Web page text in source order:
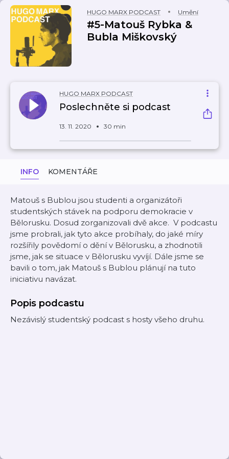
HUGO MARX PODCAST Umění
#5-Matouš Rybka &
Bubla Miškovský
HUGO MARX PODCAST
Poslechněte si podcast
13. 11. 2020 30 min
INFO KOMENTÁŘE
Matouš s Bublou jsou studenti a organizátoři
studentských stávek na podporu demokracie v
Bělorusku. Dosud zorganizovali dvě akce. V podcastu
jsme probrali, jak tyto akce probíhaly, do jaké míry
rozšířily povědomí o dění v Bělorusku, a zhodnotili
jsme, jak se situace v Bělorusku vyvíjí. Dále jsme se
bavili o tom, jak Matouš s Bublou plánují na tuto
iniciativu navázat.
Popis podcastu
Nezávislý studentský podcast s hosty všeho druhu.